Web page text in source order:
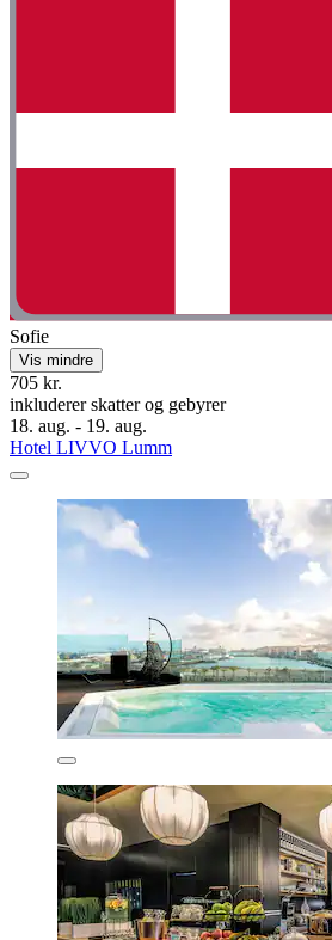
Sofie
Vis mindre
705 kr.
inkluderer skatter og gebyrer
18. aug. - 19. aug.
Hotel LIVVO Lumm